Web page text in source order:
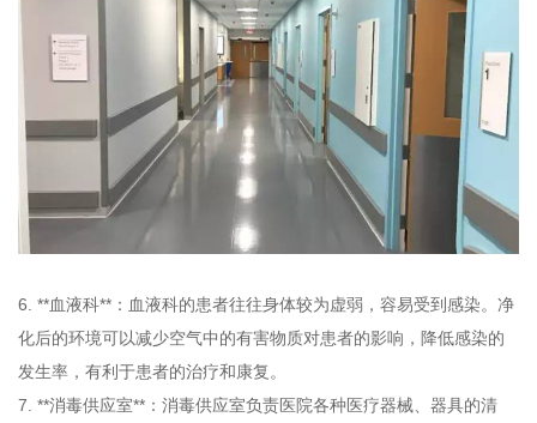
6. **血液科**：血液科的患者往往身体较为虚弱，容易受到感染。净
化后的环境可以减少空气中的有害物质对患者的影响，降低感染的
发生率，有利于患者的治疗和康复。
7. **消毒供应室**：消毒供应室负责医院各种医疗器械、器具的清